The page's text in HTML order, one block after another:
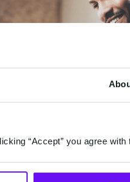
“Accept” you agree with